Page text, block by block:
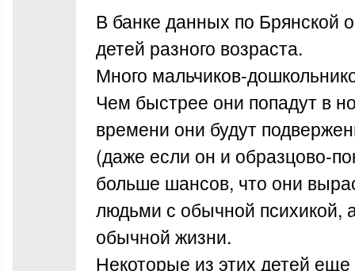
В банке данных по Брянской
детей разного возраста.
Много мальчиков-
Чем быстрее они попадут в
времени они будут
(даже если он и образцово-
больше шансов, что они
людьми с обычной психикой,
обычной жизни.
Некоторые из этих детей